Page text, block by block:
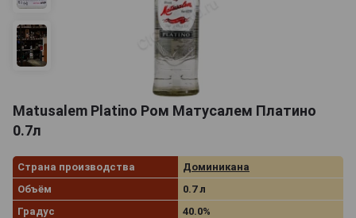
Matusalem Platino Ром Матусалем Платино
0.7л
Страна производства
Доминикана
Объём
0.7 л
Градус
40.0%